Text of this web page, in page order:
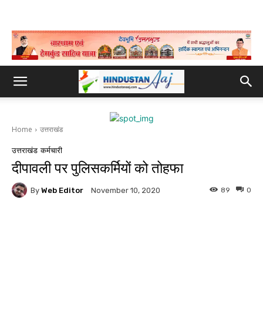
Home उत्तराखंड
उत्तराखंड कर्मचारी
दीपावली पर पुलिसकर्मियों को तोहफा
By Web Editor November 10, 2020 0
89